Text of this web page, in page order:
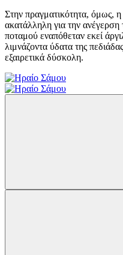
Στην πραγματικότητα, όμως,
ακατάλληλη για την
ποταμού εναπόθεταν εκεί
λιμνάζοντα ύδατα της
εξαιρετικά δύσκολη.